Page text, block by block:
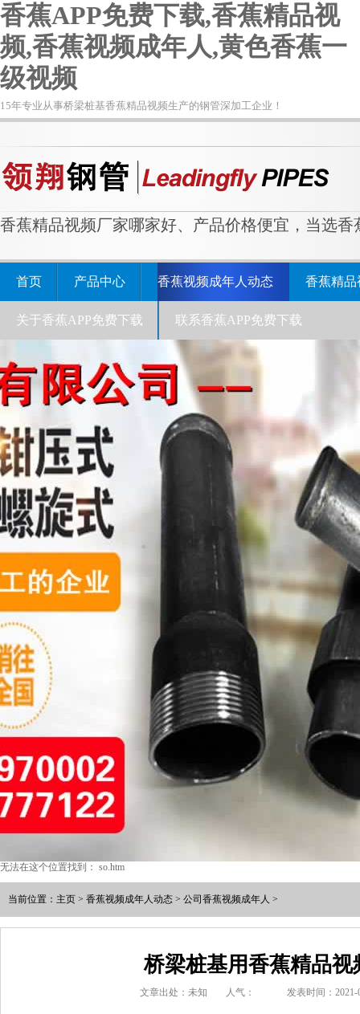
香蕉APP免费下载,香蕉精品视
频,香蕉视频成年人,黄色香蕉一
级视频
15年专业从事桥梁桩基香蕉精品视频生产的钢管深加工企业！
香蕉精品视频厂家哪家好、产品价格便宜，当选香
首页 产品中心 香蕉视频成年人动态 香蕉精品
关于香蕉APP免费下载 联系香蕉APP免费下载
无法在这个位置找到： so.htm
当前位置： 主页 > 香蕉视频成年人动态 > 公司香蕉视频成年人 >
桥梁桩基用香蕉精品视
文章出处：未知 人气： 发表时间：2021-